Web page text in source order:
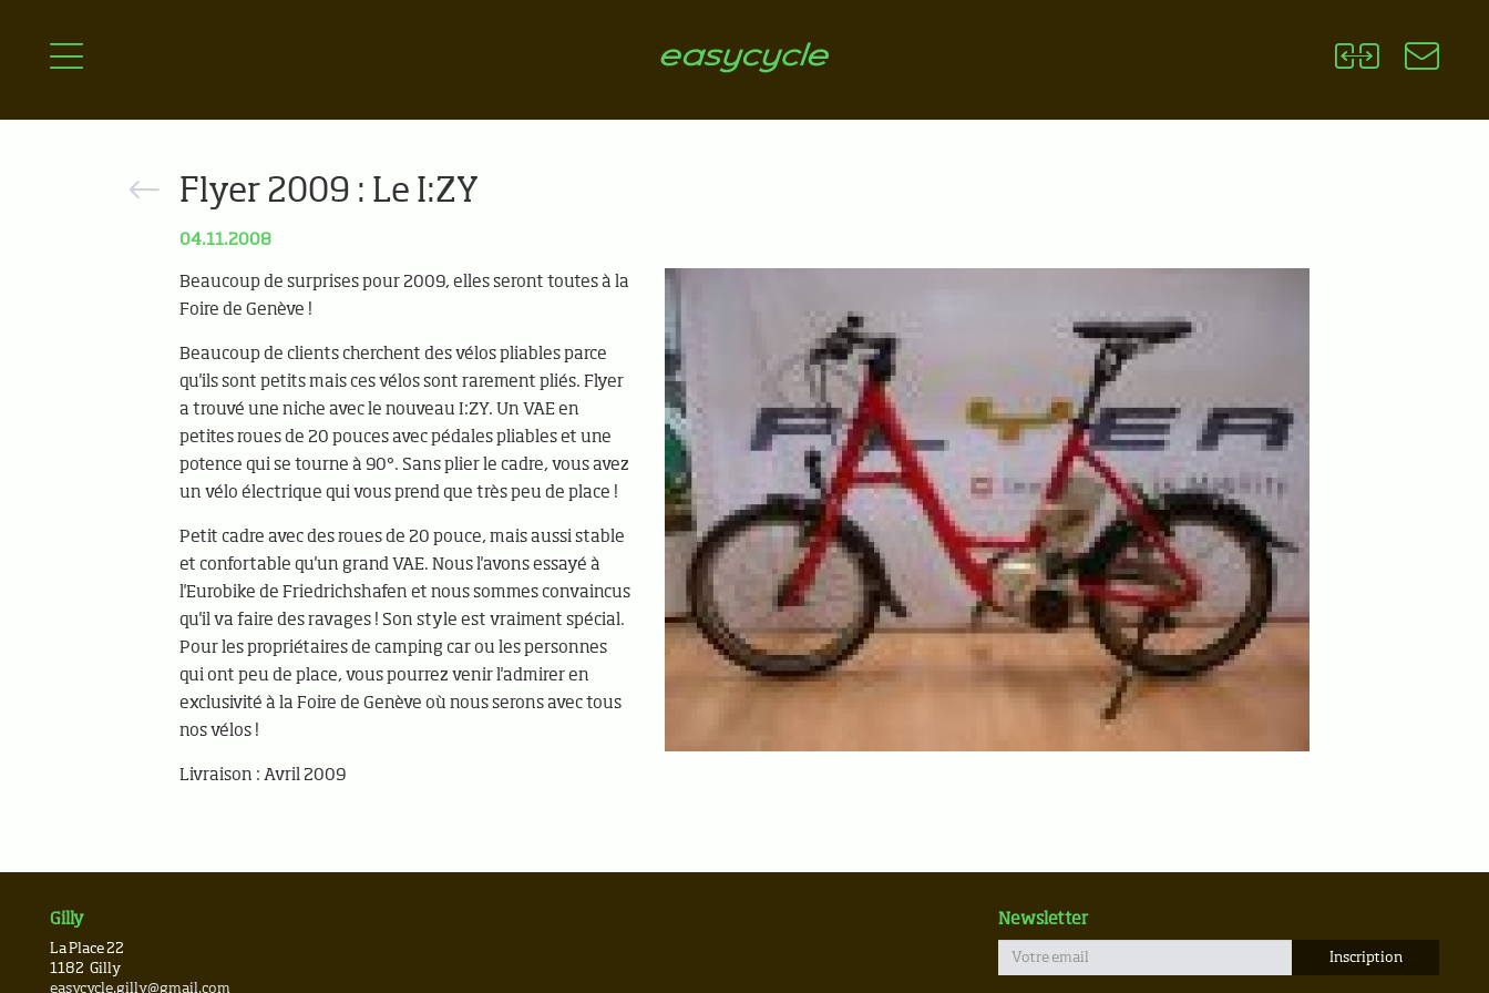
Flyer 2009 : Le I:ZY
04.11.2008
Beaucoup de surprises pour 2009, elles seront toutes à la
Foire de Genève !
Beaucoup de clients cherchent des vélos pliables parce
qu'ils sont petits mais ces vélos sont rarement pliés. Flyer
a trouvé une niche avec le nouveau I:ZY. Un VAE en
petites roues de 20 pouces avec pédales pliables et une
potence qui se tourne à 90°. Sans plier le cadre, vous avez
un vélo électrique qui vous prend que très peu de place !
Petit cadre avec des roues de 20 pouce, mais aussi stable
et confortable qu'un grand VAE. Nous l'avons essayé à
l'Eurobike de Friedrichshafen et nous sommes convaincus
qu'il va faire des ravages ! Son style est vraiment spécial.
Pour les propriétaires de camping car ou les personnes
qui ont peu de place, vous pourrez venir l'admirer en
exclusivité à la Foire de Genève où nous serons avec tous
nos vélos !
Livraison : Avril 2009
Gilly
La Place 22
1182 Gilly
easycycle.gilly@gmail.com
Newsletter